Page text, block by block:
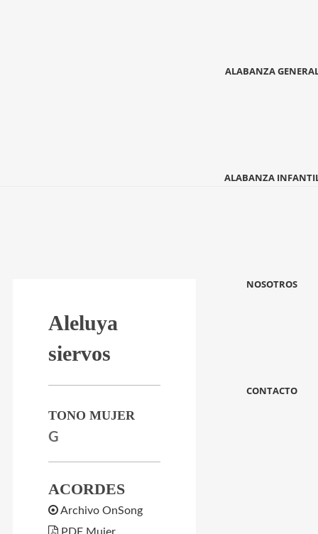
ALABANZA
ALABANZA
NOSOTROS
CONTACTO
Aleluya
siervos
TONO MUJER
G
ACORDES
Archivo OnSong